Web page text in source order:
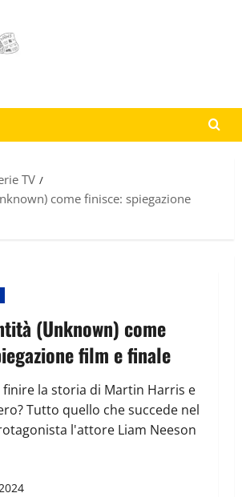
TV
come finisce: spiegazione
(Unknown) come
film e finale
finire la storia di Martin Harris e
Tutto quello che succede nel
l'attore Liam Neeson